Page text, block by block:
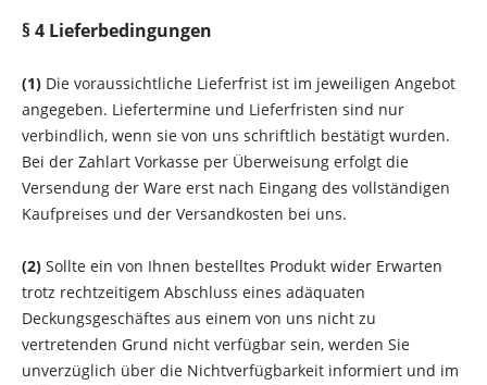
§ 4 Lieferbedingungen
(1) Die voraussichtliche Lieferfrist ist im jeweiligen Angebot
angegeben. Liefertermine und Lieferfristen sind nur
verbindlich, wenn sie von uns schriftlich bestätigt wurden.
Bei der Zahlart Vorkasse per Überweisung erfolgt die
Versendung der Ware erst nach Eingang des vollständigen
Kaufpreises und der Versandkosten bei uns.
(2) Sollte ein von Ihnen bestelltes Produkt wider Erwarten
trotz rechtzeitigem Abschluss eines adäquaten
Deckungsgeschäftes aus einem von uns nicht zu
vertretenden Grund nicht verfügbar sein, werden Sie
unverzüglich über die Nichtverfügbarkeit informiert und im